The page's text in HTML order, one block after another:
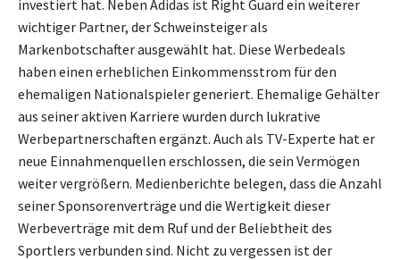
investiert hat. Neben Adidas ist Right Guard ein weiterer
wichtiger Partner, der Schweinsteiger als
Markenbotschafter ausgewählt hat. Diese Werbedeals
haben einen erheblichen Einkommensstrom für den
ehemaligen Nationalspieler generiert. Ehemalige Gehälter
aus seiner aktiven Karriere wurden durch lukrative
Werbepartnerschaften ergänzt. Auch als TV-Experte hat er
neue Einnahmenquellen erschlossen, die sein Vermögen
weiter vergrößern. Medienberichte belegen, dass die Anzahl
seiner Sponsorenverträge und die Wertigkeit dieser
Werbeverträge mit dem Ruf und der Beliebtheit des
Sportlers verbunden sind. Nicht zu vergessen ist der